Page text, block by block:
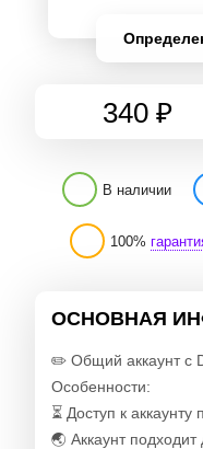
340 ₽
В наличии
100%
ОСНОВНАЯ
✏️ Общий аккаунт с
Особенности:
⏳ Доступ к
🌏 Аккаунт